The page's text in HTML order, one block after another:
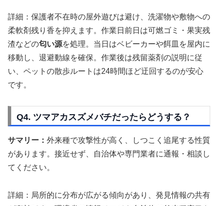
詳細：保護者不在時の屋外遊びは避け、洗濯物や敷物への
柔軟剤残り香を抑えます。作業日前日は可燃ゴミ・果実残
渣などの匂い源を処理。当日はベビーカーや餌皿を屋内に
移動し、退避動線を確保。作業後は残留薬剤の説明に従
い、ペットの散歩ルートは24時間ほど迂回するのが安心
です。
Q4. ツマアカスズメバチだったらどうする？
サマリー： 外来種で攻撃性が高く、しつこく追尾する性質
があります。接近せず、自治体や専門業者に通報・相談し
てください。
詳細：局所的に分布が広がる傾向があり、発見情報の共有